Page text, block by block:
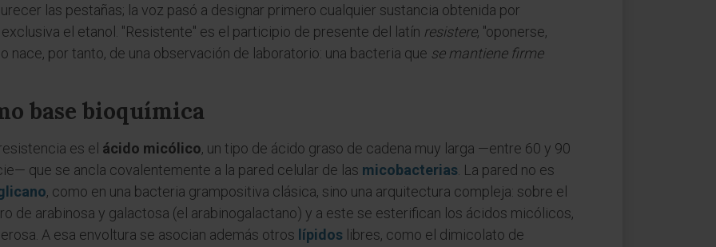
las pestañas; la voz pasó a designar primero cualquier sustancia obtenida por
el etanol. "Resistente" es el participio de presente del latín resistere, "oponerse,
nace, por tanto, de una observación de laboratorio: una bacteria que se mantiene firme
base bioquímica
es el ácido micólico, un tipo de ácido graso de cadena muy larga —entre 60 y 90
que se ancla covalentemente a la pared celular de las micobacterias . La pared no es
, como en una bacteria grampositiva clásica, sino una arquitectura compleja: sobre el
de arabinosa y galactosa (el arabinogalactano) y a este se esterifican los ácidos micólicos,
A esa envoltura se asocian además otros lípidos libres, como el dimicolato de